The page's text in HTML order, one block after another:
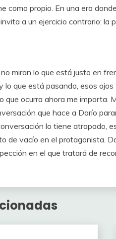
como propio. En una era
invita a un ejercicio contrario: la
miran lo que está justo en
lo que está pasando, esos
que ocurra ahora me importa.
que hace a Darío
lo tiene atrapado,
de vacío en el protagonista.
en el que tratará de